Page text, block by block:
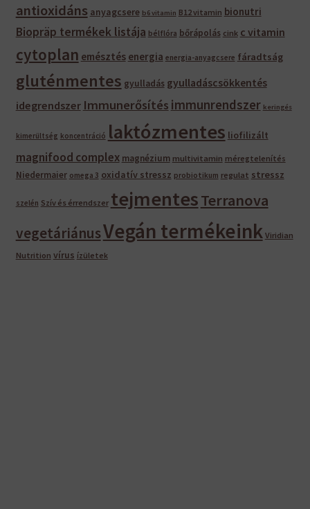
antioxidáns anyagcsere b6 vitamin B12 vitamin bionutri
Biopräp termékek listája bélflóra bőrápolás cink c vitamin
cytoplan emésztés energia energia-anyagcsere fáradtság
gluténmentes gyulladás gyulladáscsökkentés
idegrendszer Immunerősítés immunrendszer keringés
kimerültség koncentráció laktózmentes liofilizált
magnifood complex magnézium multivitamin méregtelenítés
Niedermaier omega 3 oxidatív stressz probiotikum regulat stressz
szelén Szív és érrendszer tejmentesTerranova
vegetáriánusVegán termékeink Viridian
Nutrition vírus ízületek